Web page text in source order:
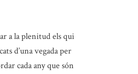
a la plenitud els qui
d’una vegada per
cada any que són